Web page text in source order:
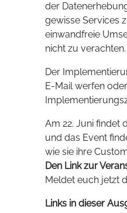
der
gewisse Services
einwandfreie
nicht zu verachten.
Der
E-Mail werfen
Am 22. Juni findet
und das Event
wie sie ihre
Den Link zur
Meldet euch jetzt
Links in dieser